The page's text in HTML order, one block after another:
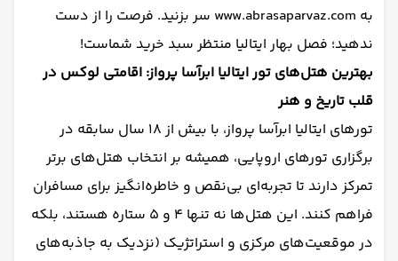
به www.abrasaparvaz.com سر بزنید. فرصت را از دست
ندهید؛ فصل بهار ایتالیا منتظر سبد خرید شماست!
بهترین هتل‌های تور ایتالیا ابرآسا پرواز: اقامتی لوکس در
قلب تاریخ و هنر
تورهای ایتالیا ابرآسا پرواز، با بیش از ۱۸ سال سابقه در
برگزاری تورهای اروپایی، همیشه بر انتخاب هتل‌های برتر
تمرکز دارند تا تجربه‌ای بی‌نقص و خاطره‌انگیز برای مسافران
فراهم کنند. این هتل‌ها نه تنها ۴ و ۵ ستاره هستند، بلکه
در موقعیت‌های مرکزی و استراتژیک (نزدیک به جاذبه‌های